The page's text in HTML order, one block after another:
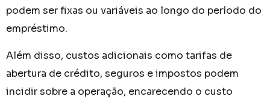
podem ser fixas ou variáveis ao longo do período do
empréstimo.
Além disso, custos adicionais como tarifas de
abertura de crédito, seguros e impostos podem
incidir sobre a operação, encarecendo o custo